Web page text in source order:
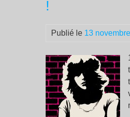
!
Publié le 13